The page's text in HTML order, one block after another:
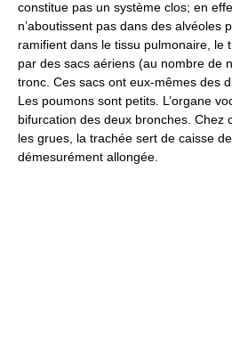
constitue pas un système clos; en
n’aboutissent pas dans des alvéoles
ramifient dans le tissu pulmonaire, le
par des sacs aériens (au nombre de
tronc. Ces sacs ont eux-mêmes des
Les poumons sont petits. L’organe
bifurcation des deux bronches. Chez
les grues, la trachée sert de caisse
démesurément allongée.